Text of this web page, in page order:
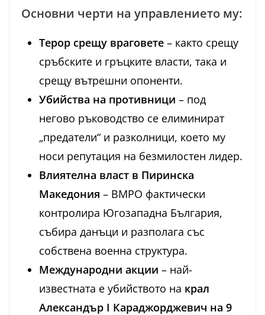
Основни черти на управлението му:
Терор срещу враговете – както срещу
сръбските и гръцките власти, така и
срещу вътрешни опоненти.
Убийства на противници – под
негово ръководство се елиминират
„предатели“ и разколници, което му
носи репутация на безмилостен лидер.
Влиятелна власт в Пиринска
Македония – ВМРО фактически
контролира Югозападна България,
събира данъци и разполага със
собствена военна структура.
Международни акции – най-
известната е убийството на крал
Александър I Караджорджевич на 9